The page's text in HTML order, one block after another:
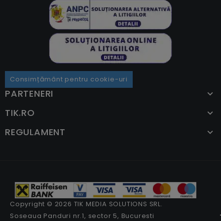
Consimțământ pentru cookie-uri
PARTENERI
TIK.RO
REGULAMENT
Copyright © 2026 TIK MEDIA SOLUTIONS SRL.
Soseaua Panduri nr.1, sector 5, Bucuresti